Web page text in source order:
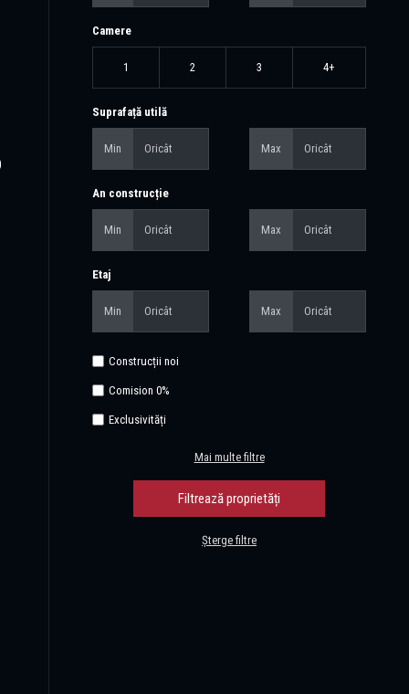
Camere
1 2 3 4+
Suprafață utilă
Min Max
An construcție
Min Max
Etaj
Min Max
Construcții noi
Comision 0%
Exclusivități
Mai multe filtre
Șterge filtre